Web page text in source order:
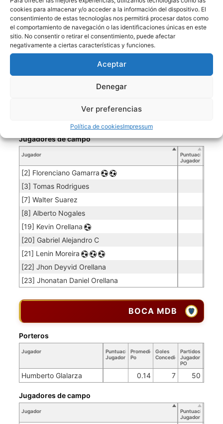
cookies para almacenar y/o acceder a la información del dispositivo. El
consentimiento de estas tecnologías nos permitirá procesar datos como
el comportamiento de navegación o las identificaciones únicas en este
sitio. No consentir o retirar el consentimiento, puede afectar
negativamente a ciertas características y funciones.
Aceptar
Denegar
Ver preferencias
Política de cookiesImpressum
ESTADISTICAS DE JUGADOR
FC RIVER
Jugador
Puntuación
Jugador
[2] Florenciano Gamarra
[3] Tomas Rodrigues
[7] Walter Suarez
[8] Alberto Nogales
[19] Kevin Orellana
[20] Gabriel Alejandro C
[21] Lenin Moreira
[22] Jhon Deyvid Orellana
[23] Jhonatan Daniel Orellana
Jugadores de campo
BOCA MDB
Jugador
Puntuación
Jugador
Promedio
Po
Goles
Concedidos
Partidos
Jugador
PO
Humberto Glalarza 0.14 7 50
Porteros
Jugador
Puntuación
Jugador
Jugadores de campo